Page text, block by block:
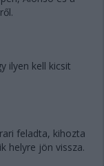
ilyen kell kicsit
feladta, kihozta
helyre jön vissza.